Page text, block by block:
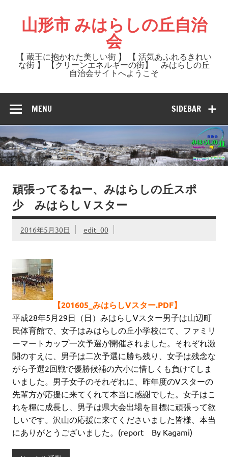
content山形市 みはらしの丘自治
会
【 蔵王に抱かれた美しい街 】 【 活気あふれるきれい
な街 】 【クリーンエネルギーの街】 みはらしの丘
自治会サイトへようこそ
SIDEBAR
MENU
頑張ってるねー、みはらしの丘スポ
少 みはらしＶスター
2016年5月30日 edit_00
【201605_みはらしVスター.PDF】
平成28年5月29日（日）みはらしVスター男子は山辺町
民体育館で、女子はみはらしの丘小学校にて、ファミリ
ーマートカップ一次予選が開催されました。それぞれ激
闘のすえに、男子は二次予選に勝ち残り、女子は残念な
がら予選2回戦で優勝候補の六小に惜しくも負けてしま
いました。男子女子のそれぞれに、昨年度のVスターの
先輩方が応援に来てくれて本当に感謝でした。女子はこ
れを糧に成長し、男子は県大会出場を目標に頑張って欲
しいです。沢山の応援に来てくださいました皆様、本当
にありがとうございました。(report By Kagami)